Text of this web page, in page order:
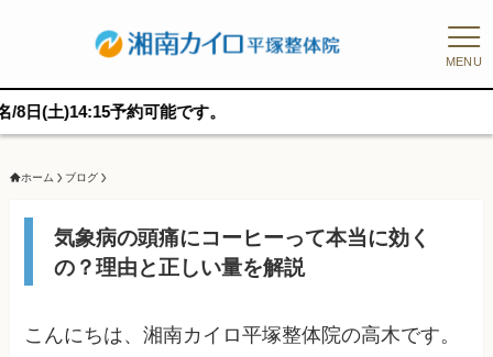
MENU
予約可能です。
ホーム ブログ
気象病の頭痛にコーヒーって本当に効く
の？理由と正しい量を解説
こんにちは、湘南カイロ平塚整体院の高木です。